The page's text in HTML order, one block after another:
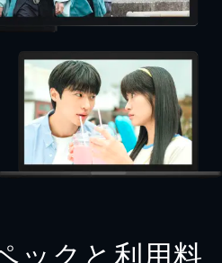
ックと利用料